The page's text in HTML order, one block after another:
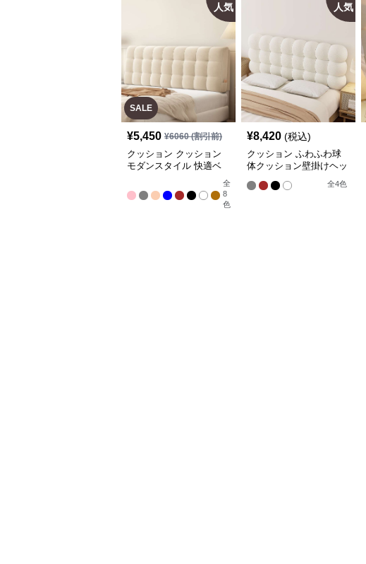
SALE
人気
¥5,450 ¥6060(割引前)
クッション クッション
モダンスタイル 快適ベ
全
8
色
人気
¥8,420 (税込)
クッション ふわふわ球
体クッション壁掛けヘッ
全4色